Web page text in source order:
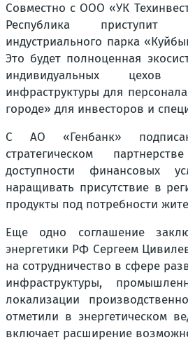
Совместно с ООО «УК
Республика приступит
индустриального парка
Это будет полноценная
индивидуальных цехов
инфраструктуры для
городе» для инвесторов и
С АО «Генбанк»
стратегическом
доступности финансовых
наращивать присутствие в
продукты под потребности
Еще одно соглашение
энергетики РФ Сергеем
на сотрудничество в сфере
инфраструктуры,
локализации
отметили в энергетическом
включает расширение